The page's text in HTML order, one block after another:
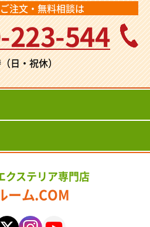
注文・無料相談は
223-544
日・祝休）
クステリア専門店
ーム.COM